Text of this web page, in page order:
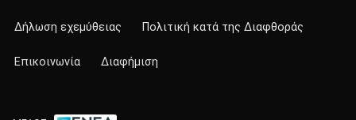
Δήλωση εχεμύθειας Πολιτική κατά της Διαφθοράς
Επικοινωνία Διαφήμιση